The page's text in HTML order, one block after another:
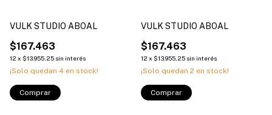
VULK STUDIO ABOAL
$167.463
12 x $13.955,25 sin interés
¡Solo quedan 4 en stock!
Comprar
VULK STUDIO ABOAL
$167.463
12 x $13.955,25 sin interés
¡Solo quedan 2 en stock!
Comprar